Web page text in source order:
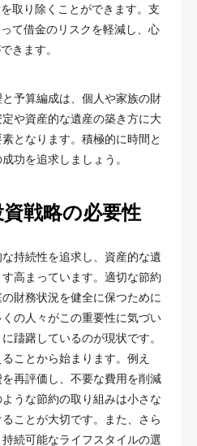
取り除くことができます。支
て借金のリスクを軽減し、心
きます。
予算編成は、個人や家族の財
や資産的な遺産の築き方に大
となります。積極的に時間と
功を追求しましょう。
戦略の必要性
持続性を追求し、資産的な遺
高まっています。適切な節約
財務状況を健全に保つために
の人々がこの重要性に気づい
躊躇しているのが現状です。
ことから始まります。例え
再評価し、不要な費用を削減
うな節約の取り組みは小さな
ことが大切です。また、さら
続可能なライフスタイルの選